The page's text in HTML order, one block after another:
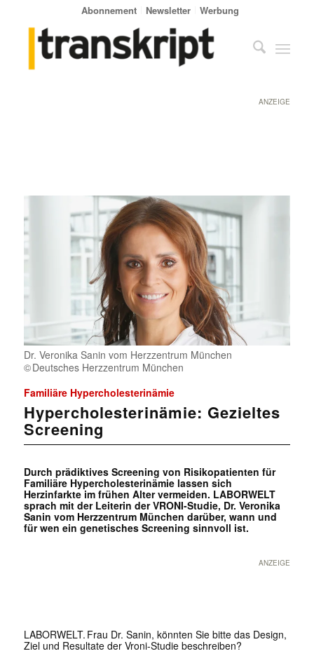
Abonnement Newsletter Werbung
ANZEIGE
Dr. Veronika Sanin vom Herzzentrum München
Deutsches Herzzentrum München
Familiäre Hypercholesterinämie
Hypercholesterinämie: Gezieltes
Screening
Durch prädiktives Screening von Risikopatienten für
Familiäre Hypercholesterinämie lassen sich
Herzinfarkte im frühen Alter vermeiden. LABORWELT
sprach mit der Leiterin der VRONI-Studie, Dr. Veronika
Sanin vom Herzzentrum München darüber, wann und
für wen ein genetisches Screening sinnvoll ist.
ANZEIGE
LABORWELT. Frau Dr. Sanin, könnten Sie bitte das Design,
Ziel und Resultate der Vroni-Studie beschreiben?